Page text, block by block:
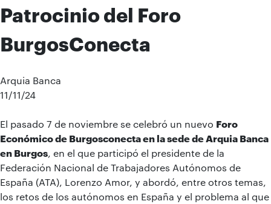
Patrocinio del Foro
BurgosConecta
Arquia Banca
11/11/24
El pasado 7 de noviembre se celebró un nuevo Foro
Económico de Burgosconecta en la sede de Arquia Banca
en Burgos , en el que participó el presidente de la
Federación Nacional de Trabajadores Autónomos de
España (ATA), Lorenzo Amor, y abordó, entre otros temas,
los retos de los autónomos en España y el problema al que